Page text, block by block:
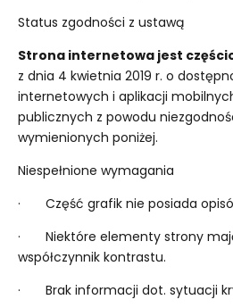
Status zgodności z ustawą
Strona internetowa jest
z dnia 4 kwietnia 2019 r. o
internetowych i aplikacji
publicznych z powodu
wymienionych poniżej.
Niespełnione wymagania
· Część grafik nie posiada
· Niektóre elementy strony
współczynnik kontrastu.
· Brak informacji dot. sytuacji